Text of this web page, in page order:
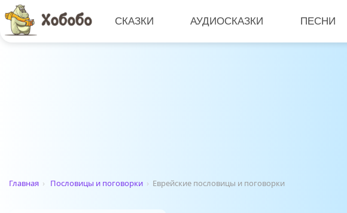
СКАЗКИ АУДИОСКАЗКИ ПЕСНИ
Главная › Пословицы и поговорки › Еврейские пословицы и поговорки